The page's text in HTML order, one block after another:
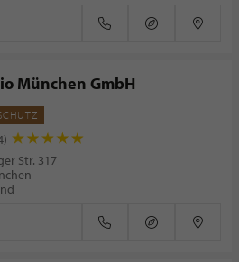
München GmbH
Str. 317